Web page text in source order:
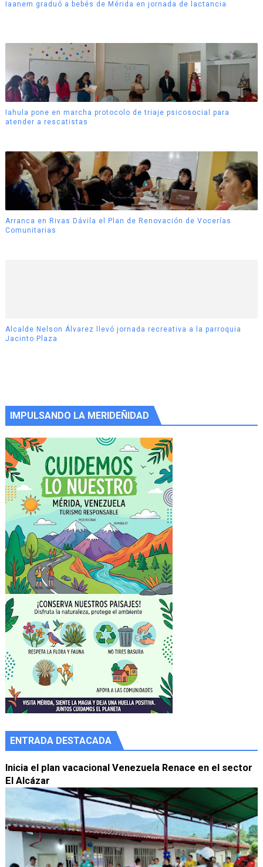
Iaanem graduó a bebés de Mérida en jornada de lactancia
Iahula pone en marcha protocolo de triaje psicosocial para
atender a rescatistas
Arranca en Rivas Dávila el Plan de Renovación de Vocerías
Comunitarias
Alcalde Nelson Álvarez llevó jornada recreativa a la parroquia
Jacinto Plaza
IMPULSANDO LA MERIDEÑIDAD
ENTRADA DESTACADA
Inicia el plan vacacional Venezuela Renace en el sector
El Alcázar